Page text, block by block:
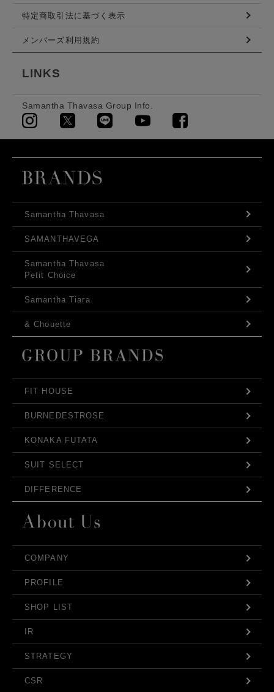
特定商取引法に基づく表示
メンバーズ利用規約
LINKS
Samantha Thavasa Group Info.
Samantha Thavasa
SAMANTHAVEGA
Samantha Thavasa
Petit Choice
Samantha Tiara
& Chouette
FIT HOUSE
BURNEDESTROSE
KONAKA FUTATA
SUIT SELECT
DIFFERENCE
COMPANY
PROFILE
SHOP LIST
IR
STRATEGY
CSR